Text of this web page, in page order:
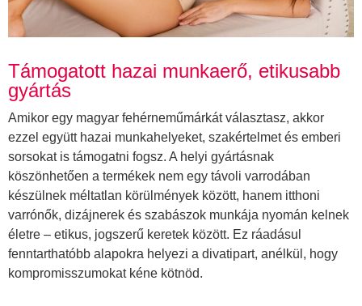
Támogatott hazai munkaerő, etikusabb
gyártás
Amikor egy magyar fehérneműmárkát választasz, akkor
ezzel együtt hazai munkahelyeket, szakértelmet és emberi
sorsokat is támogatni fogsz. A helyi gyártásnak
köszönhetően a termékek nem egy távoli varrodában
készülnek méltatlan körülmények között, hanem itthoni
varrónők, dizájnerek és szabászok munkája nyomán kelnek
életre – etikus, jogszerű keretek között. Ez ráadásul
fenntarthatóbb alapokra helyezi a divatipart, anélkül, hogy
kompromisszumokat kéne kötnöd.